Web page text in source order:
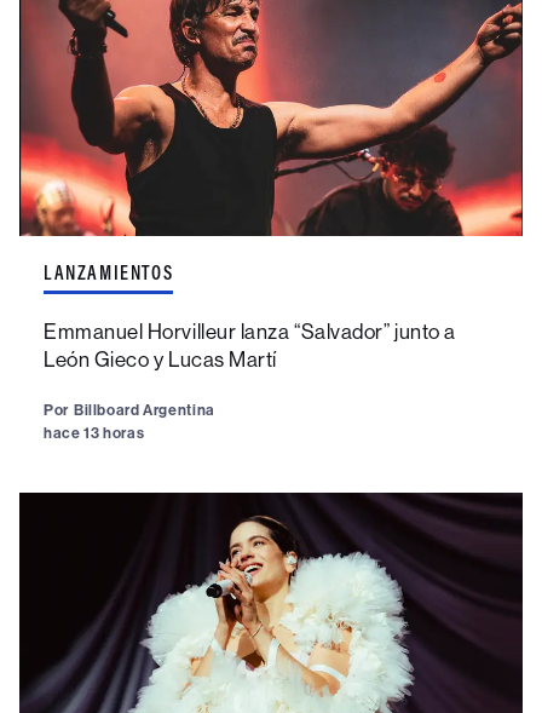
LANZAMIENTOS
Emmanuel Horvilleur lanza “Salvador” junto a
León Gieco y Lucas Martí
Por Billboard Argentina
hace 13 horas